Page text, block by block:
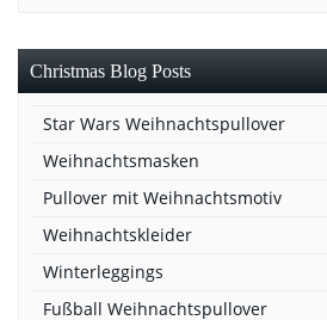
Christmas Blog Posts
Star Wars Weihnachtspullover
Weihnachtsmasken
Pullover mit Weihnachtsmotiv
Weihnachtskleider
Winterleggings
Fußball Weihnachtspullover